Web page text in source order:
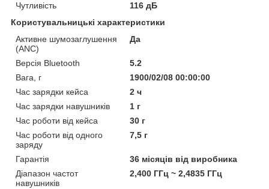
Чутливість
116 дБ
Користувальницькі характеристики
Активне шумозаглушення
(ANC)
Да
Версія Bluetooth
5.2
Вага, г
1900/02/08 00:00:00
Час зарядки кейса
2 ч
Час зарядки навушників
1 г
Час роботи від кейса
30 г
Час роботи від одного
заряду
7,5 г
Гарантія
36 місяців від виробника
Діапазон частот
навушників
2,400 ГГц ~ 2,4835 ГГц